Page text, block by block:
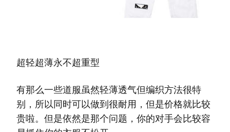
超轻超薄永不超重型
有那么一些道服虽然轻薄透气但编织方法很特
别，所以同时可以做到很耐用，但是价格就比较
贵啦。但是依然是那个问题，你的对手会比较容